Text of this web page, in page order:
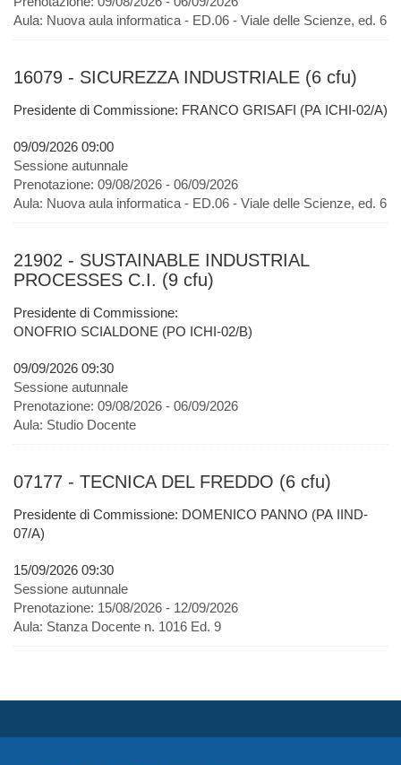
Aula: Nuova aula informatica - ED.06 - Viale delle Scienze, ed. 6
16079 - SICUREZZA INDUSTRIALE (6 cfu)
Presidente di Commissione: FRANCO GRISAFI (PA ICHI-02/A)
09/09/2026 09:00
Sessione autunnale
Prenotazione: 09/08/2026 - 06/09/2026
Aula: Nuova aula informatica - ED.06 - Viale delle Scienze, ed. 6
21902 - SUSTAINABLE INDUSTRIAL
PROCESSES C.I. (9 cfu)
Presidente di Commissione:
ONOFRIO SCIALDONE (PO ICHI-02/B)
09/09/2026 09:30
Sessione autunnale
Prenotazione: 09/08/2026 - 06/09/2026
Aula: Studio Docente
07177 - TECNICA DEL FREDDO (6 cfu)
Presidente di Commissione: DOMENICO PANNO (PA IIND-
07/A)
15/09/2026 09:30
Sessione autunnale
Prenotazione: 15/08/2026 - 12/09/2026
Aula: Stanza Docente n. 1016 Ed. 9